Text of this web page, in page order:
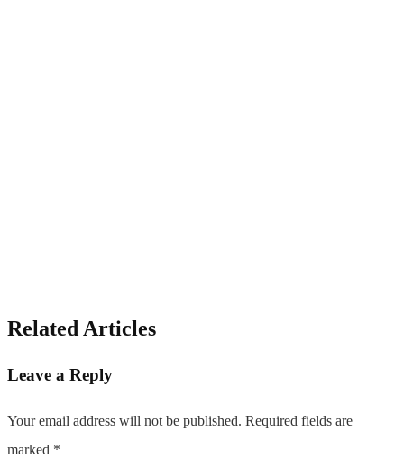
Related Articles
Leave a Reply
Your email address will not be published. Required fields are
marked *